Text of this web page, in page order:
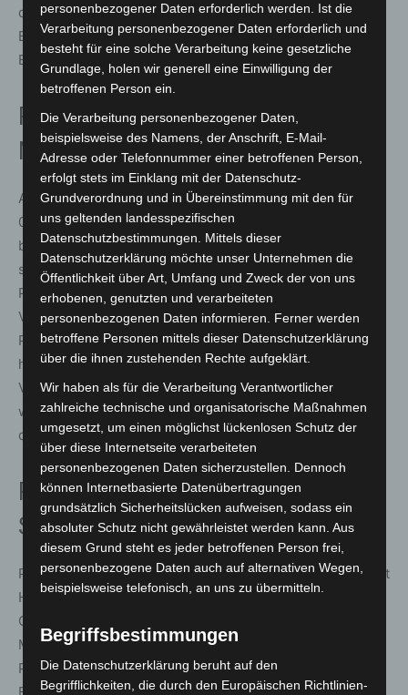
durch seine Leitungsfunktionen in Langenhagen und im
Bereich Einsatz der PI Burgdorf den dort erforderlichen
Blick für organisatorische Perspektiven mit.
Polizeikommissariat Hannover-
Nordstadt
Auch das PK Nordstadt erhält mit POR Maik Zilien zum
01.04.2024 eine neue Dienststellenleitung. In seiner
bisherigen Funktion als Leiter Einsatz koordinierte Zilien
seit Februar 2022 das Sachgebiet Einsatz der
Polizeiinspektion Garbsen, das für die Planung,
Vorbereitung und Koordinierung der polizeilichen
Präsenz, schwerpunktmäßig bei Einsätzen mit
herausragender Bedeutung zuständig ist. Seine
Vorgängerin im PK Nordstadt, PORin Laura Macke
wechselt in das Einsatzdezernat der Behörde und wird
dort künftig als Dezernentin tätig sein.
Polizeikommissariat Hannover-
Südstadt
Polizeioberrat Ortwin Hallwaß tritt im Polizeikommissariat
Hannover-Südstadt die Nachfolge von POR Tobias
Giesbert an. Nach erfolgreichem Abschluss seines
Masterstudiums an der Deutschen Hochschule der
Polizei und einer dienstlichen Verwendung als
personenbezogener Daten erforderlich werden. Ist die
Verarbeitung personenbezogener Daten erforderlich und
besteht für eine solche Verarbeitung keine gesetzliche
Grundlage, holen wir generell eine Einwilligung der
betroffenen Person ein.
Die Verarbeitung personenbezogener Daten,
beispielsweise des Namens, der Anschrift, E-Mail-
Adresse oder Telefonnummer einer betroffenen Person,
erfolgt stets im Einklang mit der Datenschutz-
Grundverordnung und in Übereinstimmung mit den für
uns geltenden landesspezifischen
Datenschutzbestimmungen. Mittels dieser
Datenschutzerklärung möchte unser Unternehmen die
Öffentlichkeit über Art, Umfang und Zweck der von uns
erhobenen, genutzten und verarbeiteten
personenbezogenen Daten informieren. Ferner werden
betroffene Personen mittels dieser Datenschutzerklärung
über die ihnen zustehenden Rechte aufgeklärt.
Wir haben als für die Verarbeitung Verantwortlicher
zahlreiche technische und organisatorische Maßnahmen
umgesetzt, um einen möglichst lückenlosen Schutz der
über diese Internetseite verarbeiteten
personenbezogenen Daten sicherzustellen. Dennoch
können Internetbasierte Datenübertragungen
grundsätzlich Sicherheitslücken aufweisen, sodass ein
absoluter Schutz nicht gewährleistet werden kann. Aus
diesem Grund steht es jeder betroffenen Person frei,
personenbezogene Daten auch auf alternativen Wegen,
beispielsweise telefonisch, an uns zu übermitteln.
Begriffsbestimmungen
Die Datenschutzerklärung beruht auf den
Begrifflichkeiten, die durch den Europäischen Richtlinien-